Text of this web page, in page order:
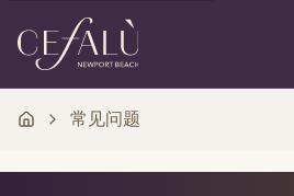
常见问题